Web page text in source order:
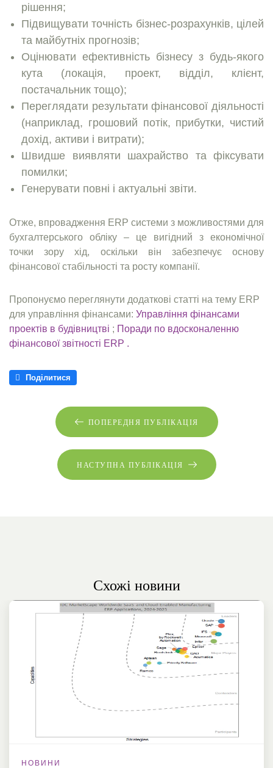
рішення;
Підвищувати точність бізнес-розрахунків, цілей
та майбутніх прогнозів;
Оцінювати ефективність бізнесу з будь-якого
кута (локація, проект, відділ, клієнт,
постачальник тощо);
Переглядати результати фінансової діяльності
(наприклад, грошовий потік, прибутки, чистий
дохід, активи і витрати);
Швидше виявляти шахрайство та фіксувати
помилки;
Генерувати повні і актуальні звіти.
Отже, впровадження ERP системи з можливостями для
бухгалтерського обліку – це вигідний з економічної
точки зору хід, оскільки він забезпечує основу
фінансової стабільності та росту компанії.
Пропонуємо переглянути додаткові статті на тему ERP
для управління фінансами: Управління фінансами
проектів в будівництві ; Поради по вдосконаленню
фінансової звітності ERP .
Поділитися
ПОПЕРЕДНЯ ПУБЛІКАЦІЯ
НАСТУПНА ПУБЛІКАЦІЯ
Схожі новини
НОВИНИ